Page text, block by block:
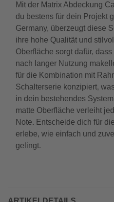
Mit der Matrix Abdeckung
du bestens für dein Projekt
Germany, überzeugt diese
ihre hohe Qualität und
Oberfläche sorgt dafür,
nach langer Nutzung
für die Kombination mit
Schalterserie konzipiert,
in dein bestehendes
matte Oberfläche verleiht
Note. Entscheide dich für
erlebe, wie einfach und
gelingt.